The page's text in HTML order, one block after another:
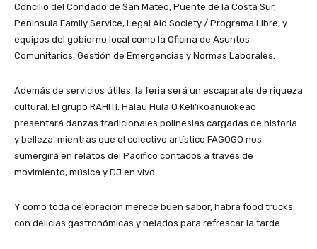
Concilio del Condado de San Mateo, Puente de la Costa Sur,
Peninsula Family Service, Legal Aid Society / Programa Libre, y
equipos del gobierno local como la Oficina de Asuntos
Comunitarios, Gestión de Emergencias y Normas Laborales.
Además de servicios útiles, la feria será un escaparate de riqueza
cultural. El grupo RAHITI: Hālau Hula O Keli’ikoanuiokeao
presentará danzas tradicionales polinesias cargadas de historia
y belleza, mientras que el colectivo artístico FAGOGO nos
sumergirá en relatos del Pacífico contados a través de
movimiento, música y DJ en vivo.
Y como toda celebración merece buen sabor, habrá food trucks
con delicias gastronómicas y helados para refrescar la tarde.